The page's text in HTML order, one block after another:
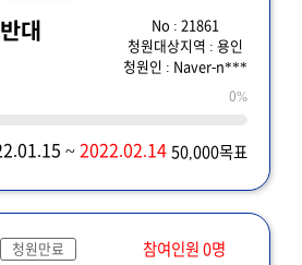
대
No : 21861
청원대상지역 : 용인
청원인 : Naver-n***
0%
~2022.02.14 50,000목표
청원만료 참여인원 0명